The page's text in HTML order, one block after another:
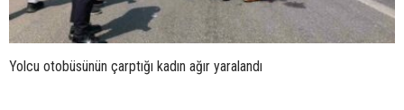
Yolcu otobüsünün çarptığı kadın ağır yaralandı